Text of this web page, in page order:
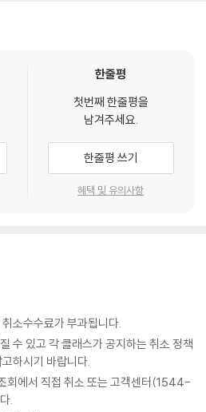
한줄평
첫번째 한줄평을
남겨주세요.
한줄평 쓰기
혜택 및 유의사항
소수수료가 부과됩니다.
수 있고 각 클래스가 공지하는 취소 정책
하시기 바랍니다.
회에서 직접 취소 또는 고객센터(1544-
.